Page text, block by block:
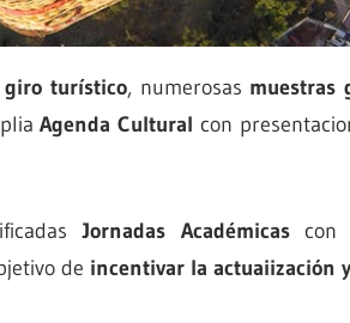
giro turístico, numerosas muestras
Agenda Cultural con
Jornadas Académicascon
de incentivar la actuaiización